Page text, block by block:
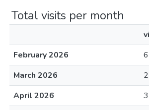
Total visits per month
February 2026
6
March 2026
2
April 2026
3